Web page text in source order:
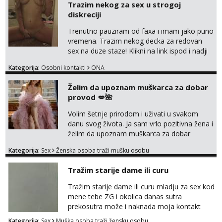
Lucija
Tel:064/677-677
- Kod: #136
tel:0,93€ - mob:1,12€ min
Razgovaram :)
Tel:064/677-677 - Kod: #69
tel:0,93€ - mob:1,12€ min
Obavijesti me kada se oslobodi
Maja
tel:0,93€ - mob:1,12€ min
Snježana
Čekam tvoj poziv!
Trazim nekog za sex u strogoj
diskreciji
Trenutno pauziram od faxa i imam jako puno
vremena. Trazim nekog decka za redovan
sex na duze staze! Klikni na link ispod i nadji
Kategorija: Osobni kontakti ONA
Želim da upoznam muškarca za dobar
provod 💋🌺
Volim šetnje prirodom i uživati u svakom
danu svog života. Ja sam vrlo pozitivna žena i
želim da upoznam muškarca za dobar
na link ispod i nadji me tamo, cekam te!
Kategorija: Sex Ženska osoba traži mušku osobu
Tražim starije dame ili curu
Tražim starije dame ili curu mladju za sex kod
mene tebe ZG i okolica danas sutra
prekosutra može i naknada moja kontakt
WhatsApp SMS poziv prednosti imaju starije